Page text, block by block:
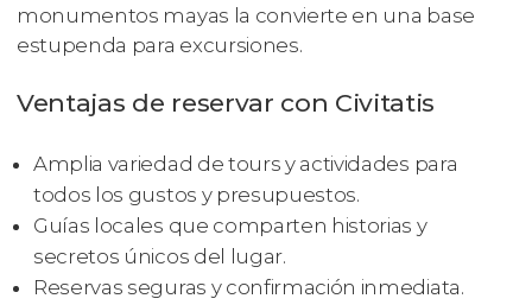
monumentos mayas la convierte en una base
estupenda para excursiones.
Ventajas de reservar con Civitatis
Amplia variedad de tours y actividades para
todos los gustos y presupuestos.
Guías locales que comparten historias y
secretos únicos del lugar.
Reservas seguras y confirmación inmediata.